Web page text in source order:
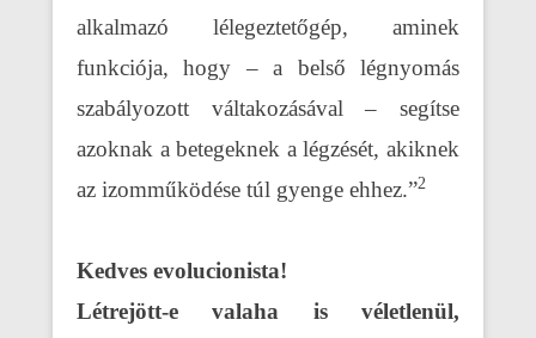
alkalmazó lélegeztetőgép, aminek
funkciója, hogy – a belső légnyomás
szabályozott váltakozásával – segítse
azoknak a betegeknek a légzését, akiknek
az izomműködése túl gyenge ehhez.”2
Kedves evolucionista!
Létrejött-e valaha is véletlenül,